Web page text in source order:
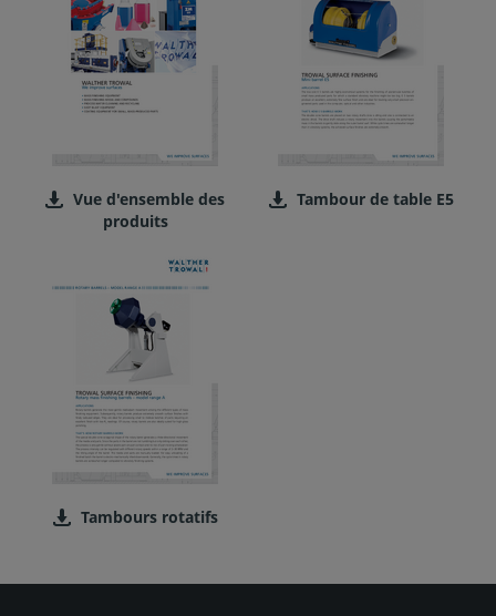
Vue d'ensemble des
produits
Tambour de table E5
Tambours rotatifs